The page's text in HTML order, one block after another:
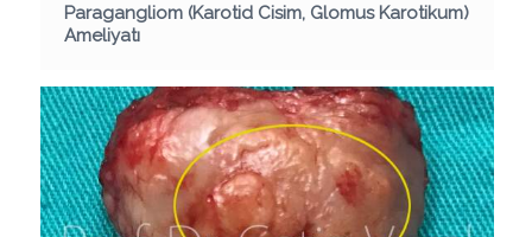
Paragangliom (Karotid Cisim, Glomus Karotikum)
Ameliyatı